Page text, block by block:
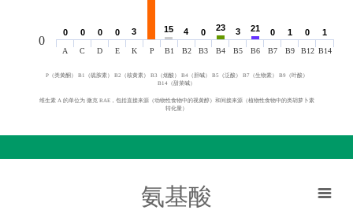
0
0 0
0 0
0 0
0 3
3 15
15 4
4 0
0 23
23 3
3 21
21 0
0 1
1 0
0 1
1
A C D E K P B1 B2 B3 B4 B5 B6 B7 B9 B12 B14
0
P（类黄酮） B1（硫胺素） B2（核黄素） B3（烟酸） B4（胆碱） B5（泛酸） B7（生物素） B9（叶酸）
B14（甜菜碱）
维生素 A 的单位为 微克 RAE，包括直接来源（动物性食物中的视黄醇）和间接来源（植物性食物中的类胡萝卜素
转化量）
氨基酸